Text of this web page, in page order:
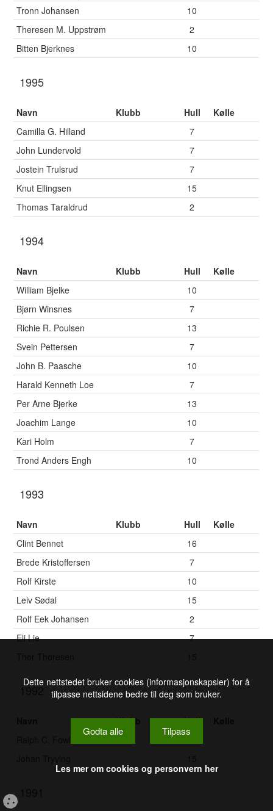
Tronn Johansen
10
Theresen M. Uppstrøm
2
Bitten Bjerknes
10
1995
Navn Klubb Hull
Kølle
Camilla G. Hilland
7
John Lundervold
7
Jostein Trulsrud
7
Knut Ellingsen
15
Thomas Taraldrud
2
1994
Navn Klubb Hull
Kølle
William Bjelke
10
Bjørn Winsnes
7
Richie R. Poulsen
13
Svein Pettersen
7
John B. Paasche
10
Harald Kenneth Loe
7
Per Arne Bjerke
13
Joachim Lange
10
Kari Holm
7
Trond Anders Engh
10
1993
Navn Klubb Hull
Kølle
Clint Bennet
16
Brede Kristoffersen
7
Rolf Kirste
10
Leiv Sødal
15
Rolf Eek Johansen
2
Eli Lie
7
1992
Klubb Hull
Dette nettstedet bruker cookies (informasjonskapsler) for å
tilpasse nettsidene bedre til deg som bruker.
Godta alle Tilpass
Les mer om cookies og personvern her